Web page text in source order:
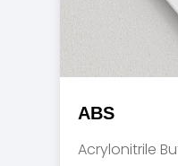
ABS
Acrylonitrile